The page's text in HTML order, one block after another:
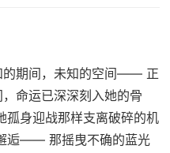
的期间，未知的空间—— 正
命运已深深刻入她的骨
孤身迎战那样支离破碎的机
逅—— 那摇曳不确的蓝光